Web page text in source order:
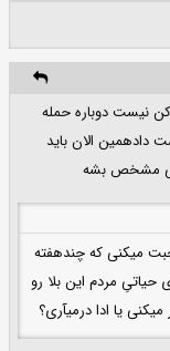
کن نیست دوباره حمله
دادهمین الان باید
چی مشخص بشه
میکنی که چندهفته
مردم این بلا رو
یا ادا درمیآری؟